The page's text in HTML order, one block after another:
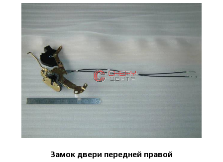
Замок двери передней правой